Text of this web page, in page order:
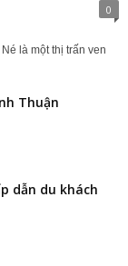
0
là một thị trấn ven
Thuận
dẫn du khách